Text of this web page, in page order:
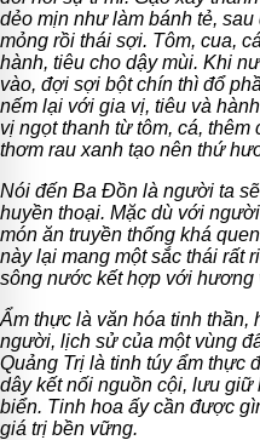
dẻo mịn như làm bánh tẻ,
mỏng rồi thái sợi. Tôm, cua,
hành, tiêu cho dậy mùi. Khi
vào, đợi sợi bột chín thì đổ
nếm lại với gia vị, tiêu và
vị ngọt thanh từ tôm, cá,
thơm rau xanh tạo nên thứ
Nói đến Ba Đồn là người ta
huyền thoại. Mặc dù với
món ăn truyền thống khá
này lại mang một sắc thái rất
sông nước kết hợp với hương
Ẩm thực là văn hóa tinh
người, lịch sử của một vùng
Quảng Trị là tinh túy ẩm thực
dây kết nối nguồn cội, lưu giữ
biển. Tinh hoa ấy cần được
giá trị bền vững.